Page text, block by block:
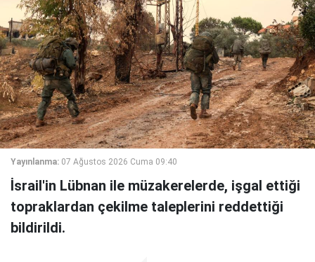
Yayınlanma: 07 Ağustos 2026 Cuma 09:40
İsrail'in Lübnan ile müzakerelerde, işgal ettiği
topraklardan çekilme taleplerini reddettiği
bildirildi.